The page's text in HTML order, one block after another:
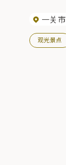
一关市
观光景点